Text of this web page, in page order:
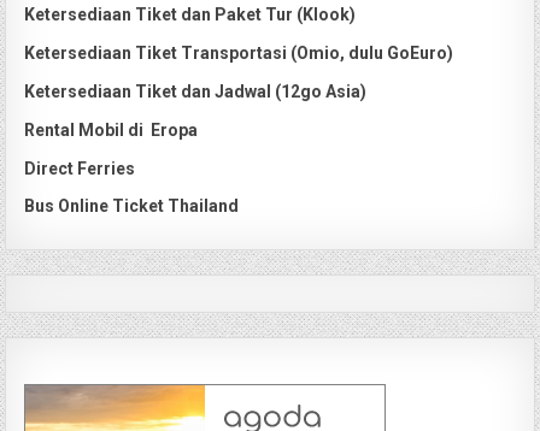
Ketersediaan Tiket dan Paket Tur (Klook)
Ketersediaan Tiket Transportasi (Omio, dulu GoEuro)
Ketersediaan Tiket dan Jadwal (12go Asia)
Rental Mobil di Eropa
Direct Ferries
Bus Online Ticket Thailand